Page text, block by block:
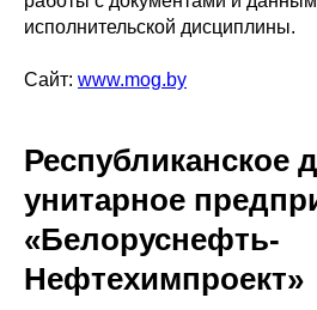
исполнительской дисциплины.
Сайт: www.mog.by
Республиканское
унитарное
«Белоруснефть-
Нефтехимпроект»